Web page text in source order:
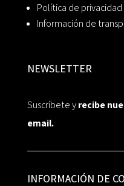
Política de privacidad
Información de
NEWSLETTER
Suscríbete yrecibe
email.
INFORMACIÓN DE